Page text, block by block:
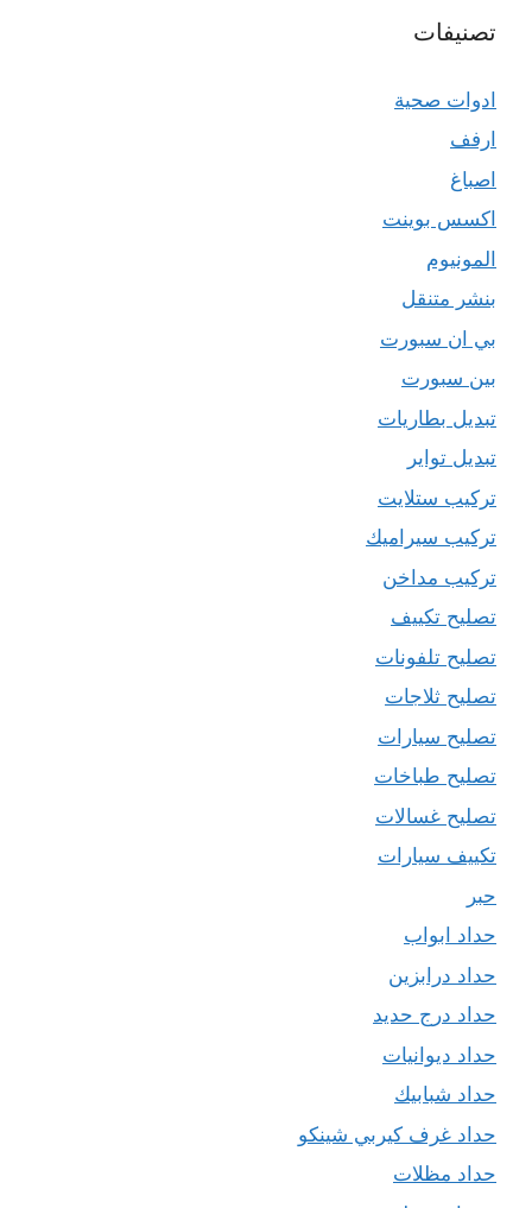
تصنيفات
ادوات صحية
ارفف
اصباغ
اكسس بوينت
المونيوم
بنشر متنقل
بي ان سبورت
بين سبورت
تبديل بطاريات
تبديل تواير
تركيب ستلايت
تركيب سيراميك
تركيب مداخن
تصليح تكييف
تصليح تلفونات
تصليح ثلاجات
تصليح سيارات
تصليح طباخات
تصليح غسالات
تكييف سيارات
حبر
حداد ابواب
حداد درابزين
حداد درج حديد
حداد ديوانيات
حداد شبابيك
حداد غرف كيربي شينكو
حداد مظلات